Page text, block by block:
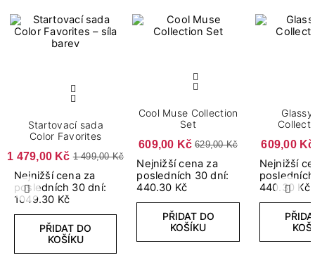
Předchozí Další
Startovací sada
Color Favorites
1 479,00 Kč 1 499,00 Kč
Nejnižší cena za
posledních 30 dní:
1049.30 Kč
PŘIDAT DO
KOŠÍKU
Cool Muse Collection
Set
609,00 Kč 629,00 Kč
Nejnižší cena za
posledních 30 dní:
440.30 Kč
PŘIDAT DO
KOŠÍKU
609,00 Kč
Nejnižší
440.30 Kč